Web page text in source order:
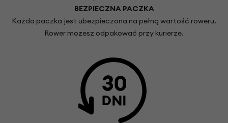
BEZPIECZNA PACZKA
Każda paczka jest ubezpieczona na pełną wartość roweru.
Rower możesz odpakować przy kurierze.